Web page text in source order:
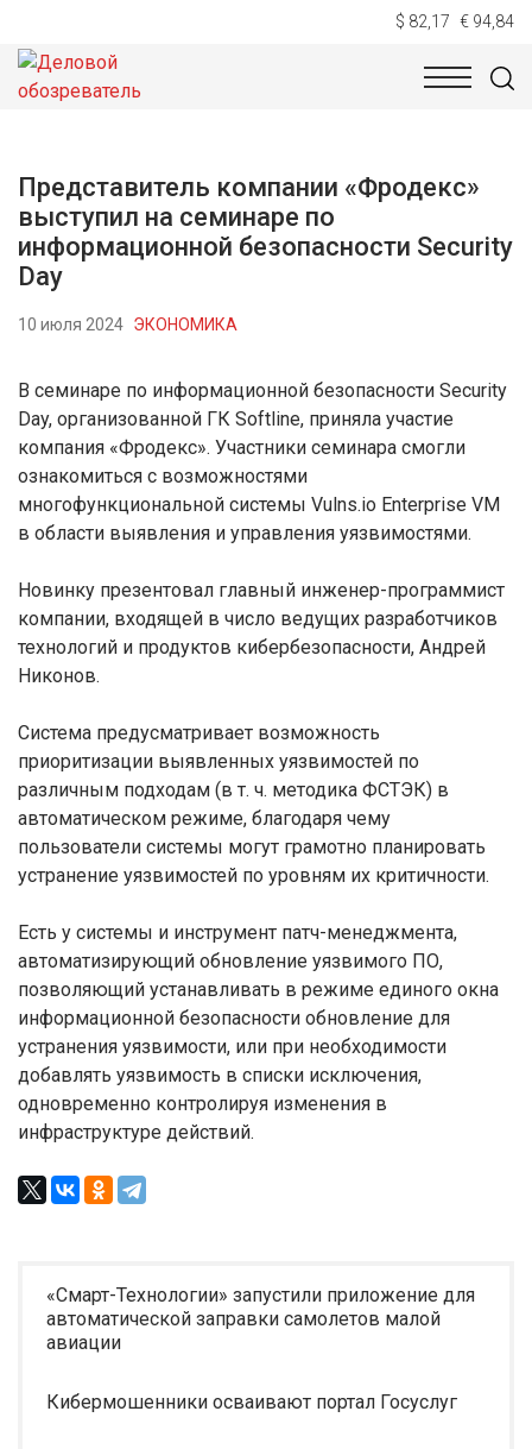
$ 82,17 € 94,84
НОВОСТИ
Представитель компании «Фродекс»
выступил на семинаре по
информационной безопасности Security
Day
10 июля 2024 ЭКОНОМИКА
В семинаре по информационной безопасности Security
Day, организованной ГК Softline, приняла участие
компания «Фродекс». Участники семинара смогли
ознакомиться с возможностями
многофункциональной системы Vulns.io Enterprise VM
в области выявления и управления уязвимостями.
Новинку презентовал главный инженер-программист
компании, входящей в число ведущих разработчиков
технологий и продуктов кибербезопасности, Андрей
Никонов.
Система предусматривает возможность
приоритизации выявленных уязвимостей по
различным подходам (в т. ч. методика ФСТЭК) в
автоматическом режиме, благодаря чему
пользователи системы могут грамотно планировать
устранение уязвимостей по уровням их критичности.
Есть у системы и инструмент патч-менеджмента,
автоматизирующий обновление уязвимого ПО,
позволяющий устанавливать в режиме единого окна
информационной безопасности обновление для
устранения уязвимости, или при необходимости
добавлять уязвимость в списки исключения,
одновременно контролируя изменения в
инфраструктуре действий.
«Смарт-Технологии» запустили приложение для
автоматической заправки самолетов малой
авиации
Кибермошенники осваивают портал Госуслуг